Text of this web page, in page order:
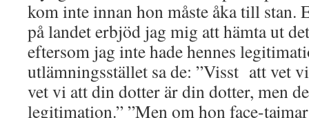
kom inte innan hon måste åka till stan.
på landet erbjöd jag mig att hämta ut
eftersom jag inte hade hennes
utlämningsstället sa de: ”Visst att vet
vet vi att din dotter är din dotter, men
legitimation.” ”Men om hon face-